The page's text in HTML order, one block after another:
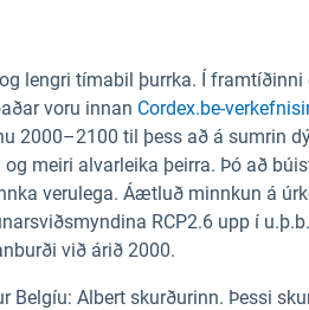
lengri tímabil þurrka. Í framtíðinni
voru innan Cordex.be-
2000–2100 til þess að á sumrin
meiri alvarleika þeirra. Þó að
verulega. Áætluð minnkun á
RCP2.6 upp í
við árið 2000.
Albert skurðurinn. Þessi